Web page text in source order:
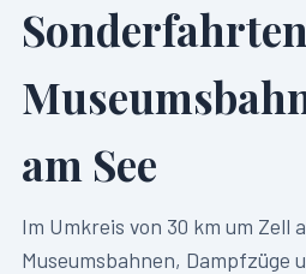
am See
Im Umkreis von 30 km um Zell
Museumsbahnen, Dampfzüge